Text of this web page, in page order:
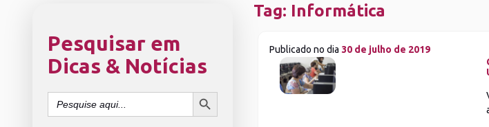
Pesquisar em
Dicas & Notícias
Search
for:
SEARCH BUTTON
Tag: Informática
Publicado no dia 30 de julho de 2019